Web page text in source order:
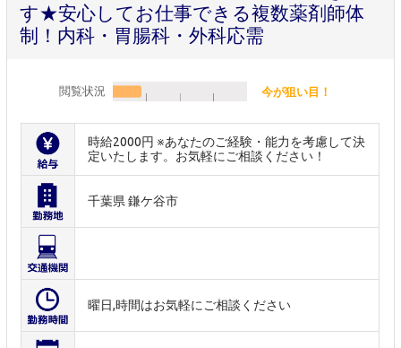
す★安心してお仕事できる複数薬剤師体
制！内科・胃腸科・外科応需
閲覧状況 今が狙い目！
時給2000円 ※あなたのご経験・能力を考慮して決
定いたします。お気軽にご相談ください！
千葉県 鎌ケ谷市
曜日,時間はお気軽にご相談ください